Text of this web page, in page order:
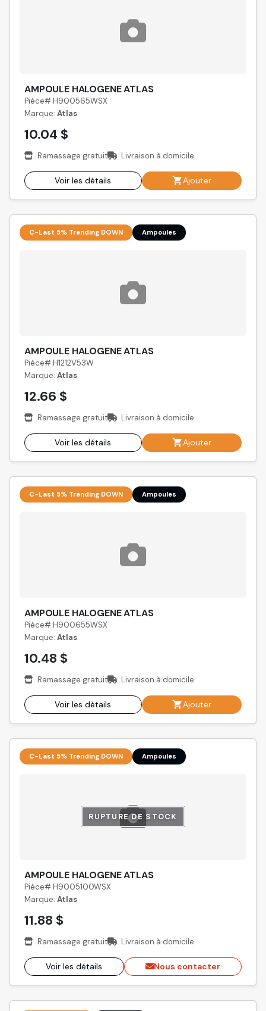
AMPOULE HALOGENE ATLAS
Pièce# H900565WSX
Marque: Atlas
10.04 $
Ramassage gratuit Livraison à domicile
Voir les détails Ajouter
C-Last 5% Trending DOWN Ampoules
AMPOULE HALOGENE ATLAS
Pièce# H1212V53W
Marque: Atlas
12.66 $
Ramassage gratuit Livraison à domicile
Voir les détails Ajouter
C-Last 5% Trending DOWN Ampoules
AMPOULE HALOGENE ATLAS
Pièce# H900655WSX
Marque: Atlas
10.48 $
Ramassage gratuit Livraison à domicile
Voir les détails Ajouter
C-Last 5% Trending DOWN Ampoules
RUPTURE DE STOCK
AMPOULE HALOGENE ATLAS
Pièce# H9005100WSX
Marque: Atlas
11.88 $
Ramassage gratuit Livraison à domicile
Voir les détails Nous contacter